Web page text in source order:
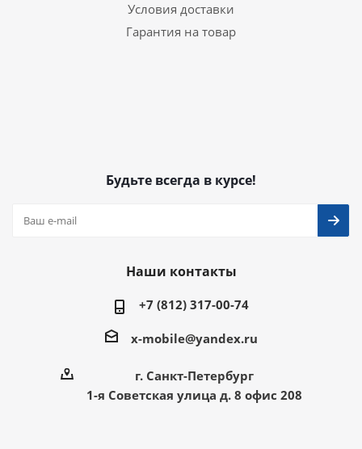
Условия доставки
Гарантия на товар
Будьте всегда в курсе!
Наши контакты
+7 (812) 317-00-74
x-mobile@yandex.ru
г. Санкт-Петербург
1-я Советская улица д. 8 офис 208